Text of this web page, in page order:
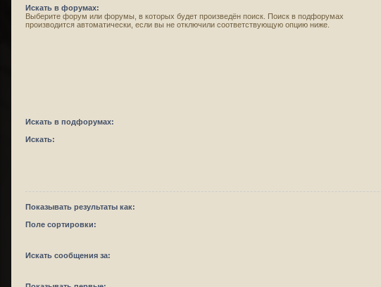
Искать в форумах:
Выберите форум или форумы, в которых будет произведён поиск. Поиск в подфорумах
производится автоматически, если вы не отключили соответствующую опцию ниже.
Искать в подфорумах:
Искать:
Показывать результаты как:
Поле сортировки:
Искать сообщения за: